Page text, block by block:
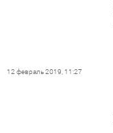
12 февраль 2019, 11:27